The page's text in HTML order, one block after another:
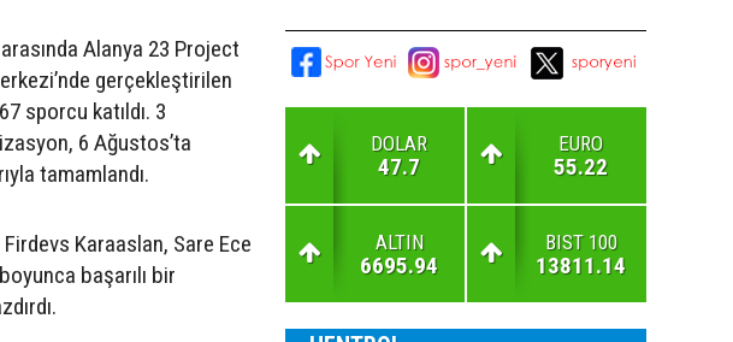
Alanya 23 Project
gerçekleştirilen
sporcu katıldı. 3
6 Ağustos’ta
tamamlandı.
Karaaslan, Sare Ece
başarılı bir
DOLAR
47.7
EURO
55.22
ALTIN
6695.94
BIST 100
13811.14